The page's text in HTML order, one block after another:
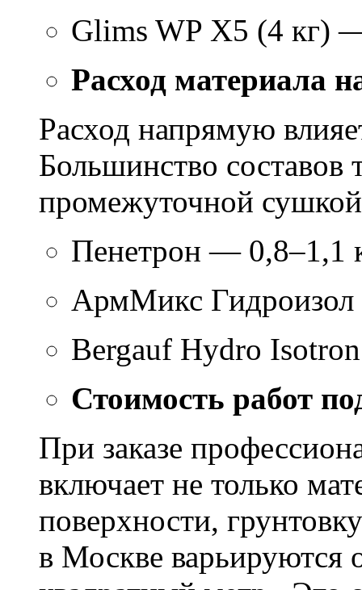
Glims WP X5 (4 кг)
Расход материала
Расход напрямую
Большинство составов
промежуточной
Пенетрон — 0,8–1,1
АрмМикс
Bergauf Hydro
Стоимость работ
При заказе
включает не только
поверхности,
в Москве варьируются